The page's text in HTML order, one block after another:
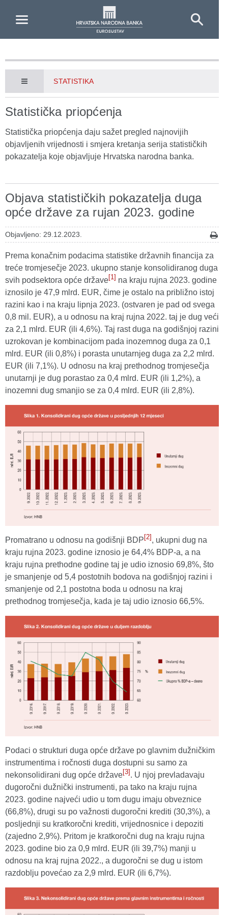
STATISTIKA
Statistička priopćenja
Statistička priopćenja daju sažet pregled najnovijih
objavljenih vrijednosti i smjera kretanja serija statističkih
pokazatelja koje objavljuje Hrvatska narodna banka.
Objava statističkih pokazatelja duga
opće države za rujan 2023. godine
Objavljeno: 29.12.2023.
Prema konačnim podacima statistike državnih financija za
treće tromjesečje 2023. ukupno stanje konsolidiranog duga
svih podsektora opće države[1] na kraju rujna 2023. godine
iznosilo je 47,9 mlrd. EUR, čime je ostalo na približno istoj
razini kao i na kraju lipnja 2023. (ostvaren je pad od svega
0,8 mil. EUR), a u odnosu na kraj rujna 2022. taj je dug veći
za 2,1 mlrd. EUR (ili 4,6%). Taj rast duga na godišnjoj razini
uzrokovan je kombinacijom pada inozemnog duga za 0,1
mlrd. EUR (ili 0,8%) i porasta unutarnjeg duga za 2,2 mlrd.
EUR (ili 7,1%). U odnosu na kraj prethodnog tromjesečja
unutarnji je dug porastao za 0,4 mlrd. EUR (ili 1,2%), a
inozemni dug smanjio se za 0,4 mlrd. EUR (ili 2,8%).
Promatrano u odnosu na godišnji BDP [2] , ukupni dug na
kraju rujna 2023. godine iznosio je 64,4% BDP-a, a na
kraju rujna prethodne godine taj je udio iznosio 69,8%, što
je smanjenje od 5,4 postotnih bodova na godišnjoj razini i
smanjenje od 2,1 postotna boda u odnosu na kraj
prethodnog tromjesečja, kada je taj udio iznosio 66,5%.
Podaci o strukturi duga opće države po glavnim dužničkim
instrumentima i ročnosti duga dostupni su samo za
nekonsolidirani dug opće države[3] . U njoj prevladavaju
dugoročni dužnički instrumenti, pa tako na kraju rujna
2023. godine najveći udio u tom dugu imaju obveznice
(66,8%), drugi su po važnosti dugoročni krediti (30,3%), a
posljednji su kratkoročni krediti, vrijednosnice i depoziti
(zajedno 2,9%). Pritom je kratkoročni dug na kraju rujna
2023. godine bio za 0,9 mlrd. EUR (ili 39,7%) manji u
odnosu na kraj rujna 2022., a dugoročni se dug u istom
razdoblju povećao za 2,9 mlrd. EUR (ili 6,7%).